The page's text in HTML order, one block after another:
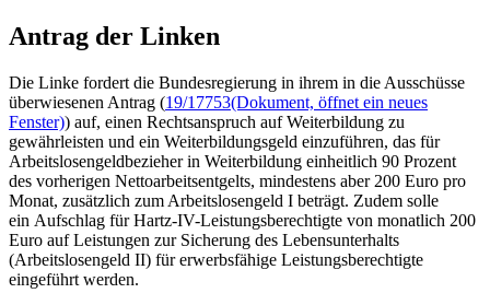
Antrag der Linken
Die Linke fordert die Bundesregierung in ihrem in die Ausschüsse
überwiesenen Antrag (19/17753(Dokument, öffnet ein neues
Fenster)) auf, einen Rechtsanspruch auf Weiterbildung zu
gewährleisten und ein Weiterbildungsgeld einzuführen, das für
Arbeitslosengeldbezieher in Weiterbildung einheitlich 90 Prozent
des vorherigen Nettoarbeitsentgelts, mindestens aber 200 Euro pro
Monat, zusätzlich zum Arbeitslosengeld I beträgt. Zudem solle
ein Aufschlag für Hartz-IV-Leistungsberechtigte von monatlich 200
Euro auf Leistungen zur Sicherung des Lebensunterhalts
(Arbeitslosengeld II) für erwerbsfähige Leistungsberechtigte
eingeführt werden.